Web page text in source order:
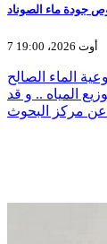
جودة ماء الصوناد
7 أوت 2026، 19:00
الماء الصالح
المياه .. و قد